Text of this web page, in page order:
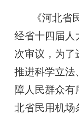
《河北省民
经省十四届人
次审议，为了
推进科学立法
障人民群众
北省民用机场